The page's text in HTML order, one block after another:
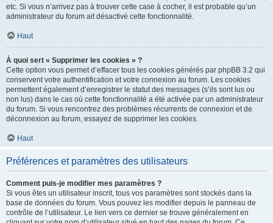
etc. Si vous n’arrivez pas à trouver cette case à cocher, il est probable qu’un
administrateur du forum ait désactivé cette fonctionnalité.
Haut
À quoi sert « Supprimer les cookies » ?
Cette option vous permet d’effacer tous les cookies générés par phpBB 3.2 qui
conservent votre authentification et votre connexion au forum. Les cookies
permettent également d’enregistrer le statut des messages (s’ils sont lus ou
non lus) dans le cas où cette fonctionnalité a été activée par un administrateur
du forum. Si vous rencontrez des problèmes récurrents de connexion et de
déconnexion au forum, essayez de supprimer les cookies.
Haut
Préférences et paramètres des utilisateurs
Comment puis-je modifier mes paramètres ?
Si vous êtes un utilisateur inscrit, tous vos paramètres sont stockés dans la
base de données du forum. Vous pouvez les modifier depuis le panneau de
contrôle de l’utilisateur. Le lien vers ce dernier se trouve généralement en